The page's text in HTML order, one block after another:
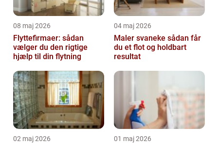
08 maj 2026
Flyttefirmaer: sådan
vælger du den rigtige
hjælp til din flytning
04 maj 2026
Maler svaneke sådan får
du et flot og holdbart
resultat
02 maj 2026 01 maj 2026